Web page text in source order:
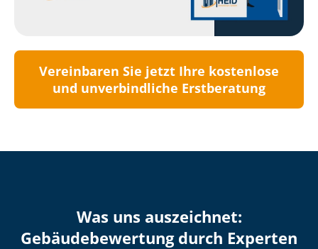
Vereinbaren Sie jetzt Ihre kostenlose
und unverbindliche Erstberatung
Was uns auszeichnet:
Ge­bäu­de­be­wer­tung durch Experten